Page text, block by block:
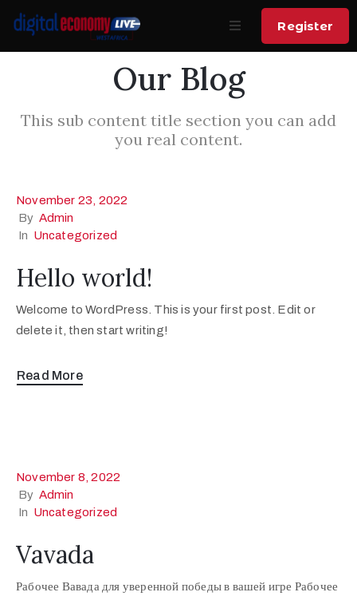
About
Venue
News
Contact
Register
Our Blog
This sub content title section you can add
you real content.
November 23, 2022
By Admin
In Uncategorized
Hello world!
Welcome to WordPress. This is your first post. Edit or
delete it, then start writing!
Read More
November 8, 2022
By Admin
In Uncategorized
Vavada
Рабочее Вавада для уверенной победы в вашей игре Рабочее
Product
Speakers
Contact